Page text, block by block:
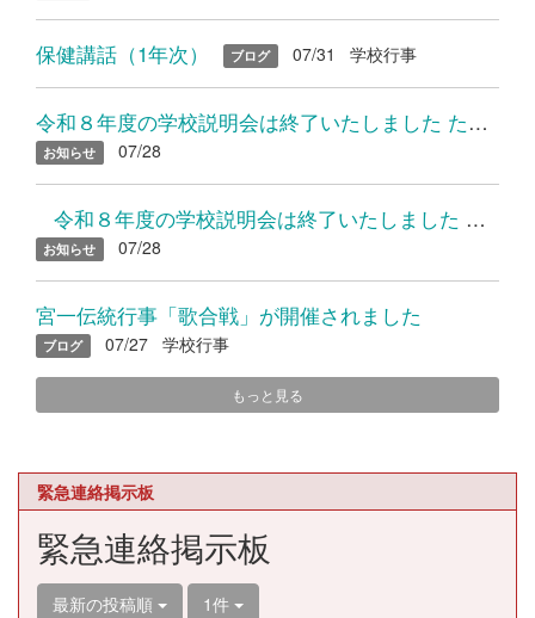
保健講話（1年次） ブログ 07/31 学校行事
令和８年度の学校説明会は終了いたしました たくさんのご参加あり...
お知らせ 07/28
令和８年度の学校説明会は終了いたしました たくさんのご参加...
お知らせ 07/28
宮一伝統行事「歌合戦」が開催されました
ブログ 07/27 学校行事
もっと見る
緊急連絡掲示板
緊急連絡掲示板
最新の投稿順 1件